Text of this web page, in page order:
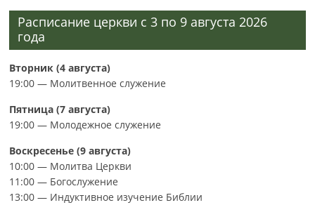
Расписание церкви с 3 по 9 августа 2026
года
Вторник (4 августа)
19:00 — Молитвенное служение
Пятница (7 августа)
19:00 — Молодежное служение
Воскресенье (9 августа)
10:00 — Молитва Церкви
11:00 — Богослужение
13:00 — Индуктивное изучение Библии